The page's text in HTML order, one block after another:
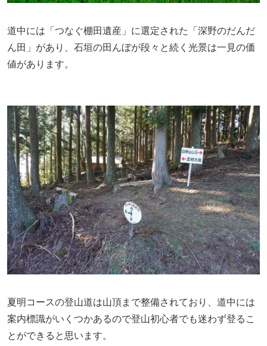
道中には「つなぐ棚田遺産」に選定された「深野のだんだ
ん田」があり、石垣の田んぼが段々と続く光景は一見の価
値があります。
夏明コースの登山道は山頂まで整備されており、道中には
案内標識がいくつかあるので登山初心者でも迷わず登るこ
とができると思います。